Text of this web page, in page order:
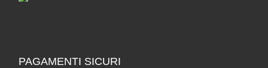
PAGAMENTI SICURI